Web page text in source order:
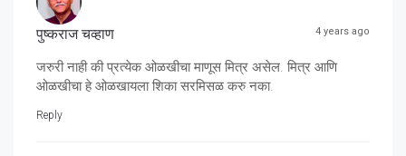
पुष्कराज चव्हाण 4 years ago
जरुरी नाही की प्रत्येक ओळखीचा माणूस मित्र असेल. मित्र आणि
ओळखीचा हे ओळखायला शिका सरमिसळ करु नका.
Reply